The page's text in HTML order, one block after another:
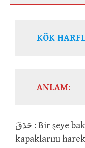
KÖK
ANLAM:
حَدَقَ : Bir şeye bakmak; gözlerini açmak ve göz
kapaklarını